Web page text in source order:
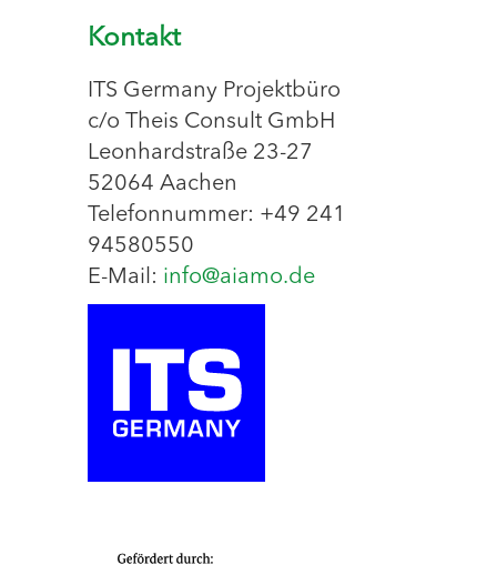
Kontakt
ITS Germany Projektbüro
c/o Theis Consult GmbH
Leonhardstraße 23-27
52064 Aachen
Telefonnummer: +49 241
94580550
E-Mail: info@aiamo.de